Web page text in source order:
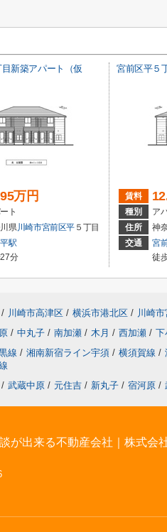
新築アパート（仮
万円
ト
県川崎市宮前区平 ５丁目
駅
分
宮前区平５
賃料
種別
ア
住所
神
交通
宮
徒
/ 川崎市高津区 / 横浜市港北区 / 川崎
/ 中丸子 / 南加瀬 / 木月 / 西加瀬 / 下
線 / 湘南新宿ライン宇須 / 横須賀線 /
/ 武蔵中原 / 元住吉 / 新丸子 / 宿河原 /
が出来る不動産会社｜株式会